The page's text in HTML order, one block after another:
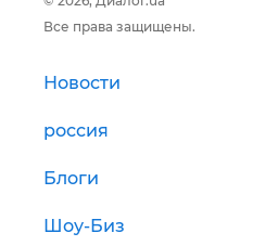
Все права защищены.
Новости
россия
Блоги
Шоу-Биз